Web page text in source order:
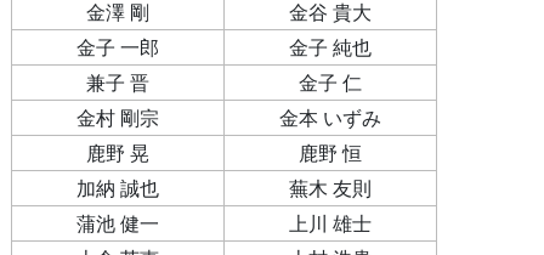
金澤 剛
金谷 貴大
金子 一郎
金子 純也
兼子 晋
金子 仁
金村 剛宗
金本 いずみ
鹿野 晃
鹿野 恒
加納 誠也
蕪木 友則
蒲池 健一
上川 雄士